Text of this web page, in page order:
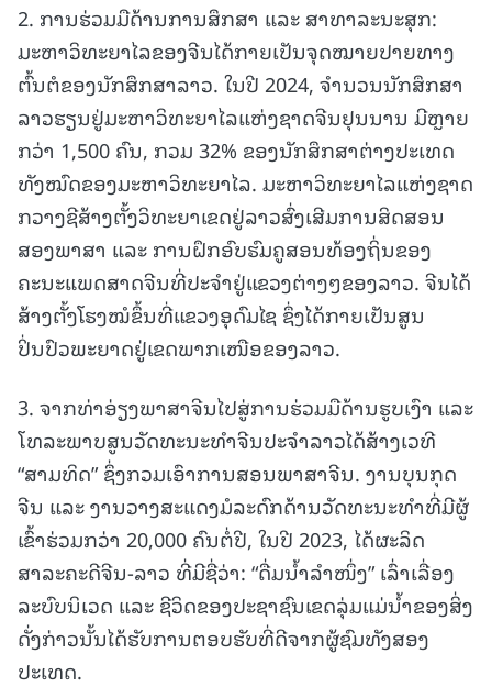
2. ການຮ່ວມມືດ້ານການສຶກສາ ແລະ ສາທາລະນະສຸກ:
ມະຫາວິທະຍາໄລຂອງຈີນໄດ້ກາຍເປັນຈຸດໝາຍປາຍທາງ
ຕົ້ນຕໍຂອງນັກສຶກສາລາວ. ໃນປີ 2024, ຈຳນວນນັກສຶກສາ
ລາວຮຽນຢູ່ມະຫາວິທະຍາໄລແຫ່ງຊາດຈີນຢຸນນານ ມີຫຼາຍ
ກວ່າ 1,500 ຄົນ, ກວມ 32% ຂອງນັກສຶກສາຕ່າງປະເທດ
ທັງໝົດຂອງມະຫາວິທະຍາໄລ. ມະຫາວິທະຍາໄລແຫ່ງຊາດ
ກວາງຊີສ້າງຕັ້ງວິທະຍາເຂດຢູ່ລາວສົ່ງເສີມການສິດສອນ
ສອງພາສາ ແລະ ການຝຶກອົບຮົມຄູສອນທ້ອງຖິ່ນຂອງ
ຄະນະແພດສາດຈີນທີ່ປະຈຳຢູ່ແຂວງຕ່າງໆຂອງລາວ. ຈີນໄດ້
ສ້າງຕັ້ງໂຮງໝໍຂຶ້ນທີ່ແຂວງອຸດົມໄຊ ຊຶ່ງໄດ້ກາຍເປັນສູນ
ປິ່ນປົວພະຍາດຢູ່ເຂດພາກເໜືອຂອງລາວ.
3. ຈາກທ່າອ່ຽງພາສາຈີນໄປສູ່ການຮ່ວມມືດ້ານຮູບເງົາ ແລະ
ໂທລະພາບສູນວັດທະນະທຳຈີນປະຈຳລາວໄດ້ສ້າງເວທີ
“ສາມທິດ” ຊຶ່ງກວມເອົາການສອນພາສາຈີນ. ງານບຸນກຸດ
ຈີນ ແລະ ງານວາງສະແດງມໍລະດົກດ້ານວັດທະນະທຳທີ່ມີຜູ້
ເຂົ້າຮ່ວມກວ່າ 20,000 ຄົນຕໍ່ປີ, ໃນປີ 2023, ໄດ້ຜະລິດ
ສາລະຄະດີຈີນ-ລາວ ທີ່ມີຊື່ວ່າ: “ດື່ມນ້ຳລຳໜຶ່ງ” ເລົ່າເລື່ອງ
ລະບົບນິເວດ ແລະ ຊີວິດຂອງປະຊາຊົນເຂດລຸ່ມແມ່ນ້ຳຂອງສິ່ງ
ດັ່ງກ່າວນັ້ນໄດ້ຮັບການຕອບຮັບທີ່ດີຈາກຜູ້ຊົມທັງສອງ
ປະເທດ.